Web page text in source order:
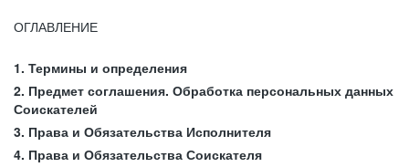
ОГЛАВЛЕНИЕ
1. Термины и определения
2. Предмет соглашения. Обработка персональных данных
Соискателей
3. Права и Обязательства Исполнителя
4. Права и Обязательства Соискателя